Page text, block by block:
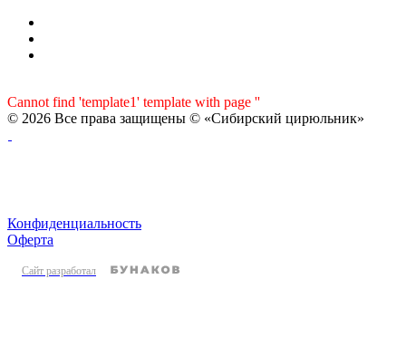
Cannot find 'template1' template with page ''
© 2026 Все права защищены © «Сибирский цирюльник»
Конфиденциальность
Оферта
Сайт разработал